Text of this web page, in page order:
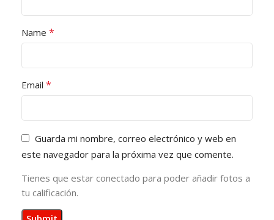
Name *
Email *
Guarda mi nombre, correo electrónico y web en
este navegador para la próxima vez que comente.
Tienes que estar conectado para poder añadir fotos a
tu calificación.